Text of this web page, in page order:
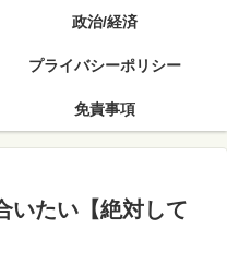
政治/経済
プライバシーポリシー
免責事項
いたい【絶対して